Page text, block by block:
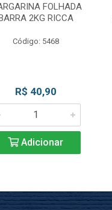
FOLHADA
2KG RICCA
Código: 5468
R$ 40,90
Adicionar